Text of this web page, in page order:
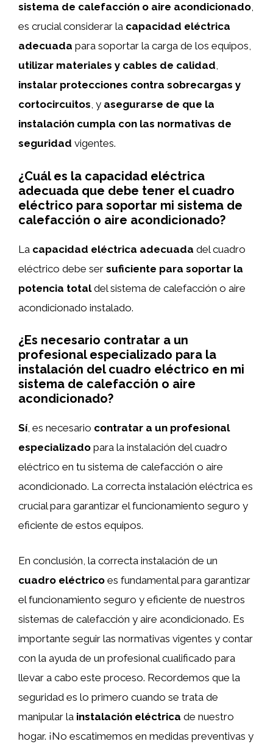
sistema de calefacción o aire acondicionado,
es crucial considerar la capacidad eléctrica
adecuada para soportar la carga de los equipos,
utilizar materiales y cables de calidad,
instalar protecciones contra sobrecargas y
cortocircuitos, y asegurarse de que la
instalación cumpla con las normativas de
seguridad vigentes.
¿Cuál es la capacidad eléctrica
adecuada que debe tener el cuadro
eléctrico para soportar mi sistema de
calefacción o aire acondicionado?
La capacidad eléctrica adecuada del cuadro
eléctrico debe ser suficiente para soportar la
potencia totaldel sistema de calefacción o aire
acondicionado instalado.
¿Es necesario contratar a un
profesional especializado para la
instalación del cuadro eléctrico en mi
sistema de calefacción o aire
acondicionado?
Sí, es necesario contratar a un profesional
especializado para la instalación del cuadro
eléctrico en tu sistema de calefacción o aire
acondicionado. La correcta instalación eléctrica es
crucial para garantizar el funcionamiento seguro y
eficiente de estos equipos.
En conclusión, la correcta instalación de un
cuadro eléctrico es fundamental para garantizar
el funcionamiento seguro y eficiente de nuestros
sistemas de calefacción y aire acondicionado. Es
importante seguir las normativas vigentes y contar
con la ayuda de un profesional cualificado para
llevar a cabo este proceso. Recordemos que la
seguridad es lo primero cuando se trata de
manipular la instalación eléctrica de nuestro
hogar. ¡No escatimemos en medidas preventivas y